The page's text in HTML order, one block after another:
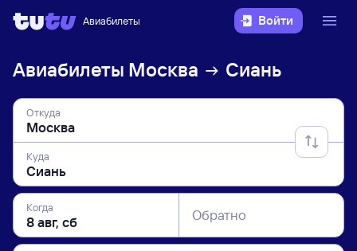
Авиабилеты Войти
Авиабилеты Москва Сиань
Откуда
Куда
Когда Обратно